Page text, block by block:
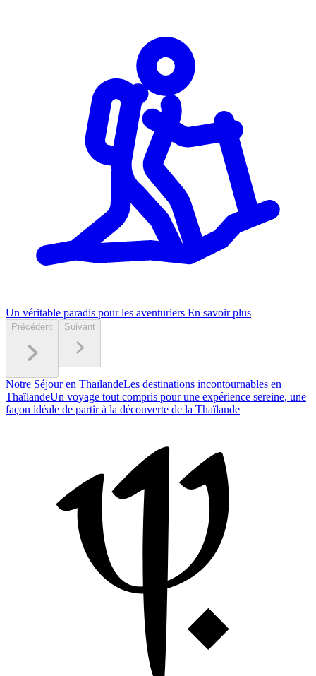
Un véritable paradis pour les aventuriers En savoir plus
Précédent Suivant
Notre Séjour en ThaïlandeLes destinations incontournables en
ThaïlandeUn voyage tout compris pour une expérience sereine, une
façon idéale de partir à la découverte de la Thaïlande